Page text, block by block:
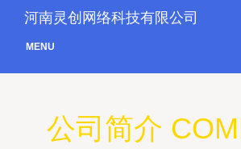
河南灵创网络科技有限公司
MENU
公司简介